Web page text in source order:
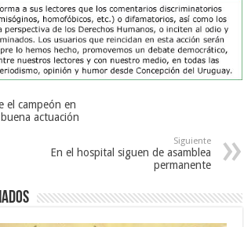
el campeón en
actuación
Siguiente
En el hospital siguen de asamblea
permanente